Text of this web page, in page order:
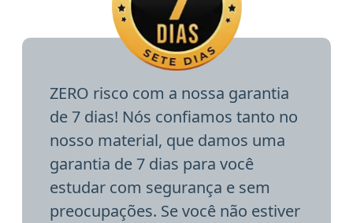
ZERO risco com a nossa garantia
de 7 dias! Nós confiamos tanto no
nosso material, que damos uma
garantia de 7 dias para você
estudar com segurança e sem
preocupações. Se você não estiver